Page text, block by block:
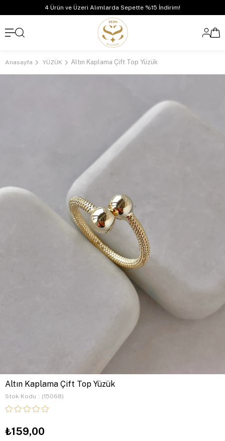
4 Ürün ve Üzeri Alımlarda Sepette %15 İndirim!
Anasayfa YÜZÜK Altın Kaplama Çift Top Yüzük
Altın Kaplama Çift Top Yüzük
Stok Kodu (15068)
₺159,00